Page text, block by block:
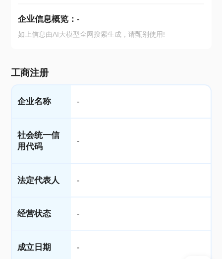
企业信息概览： -
如上信息由AI大模型全网搜索生成，请甄别使用!
工商注册
企业名称 -
社会统一信
用代码
-
法定代表人 -
经营状态 -
成立日期 -